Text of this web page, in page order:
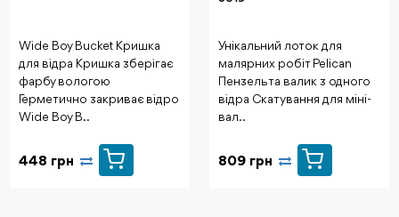
Wide Boy Bucket Кришка
для відра Кришка зберігає
фарбу вологою
Герметично закриває відро
Wide Boy B..
448 грн
Унікальний лоток для
малярних робіт Pelican
Пензель та валик з одного
відра Скатування для міні-
вал..
809 грн